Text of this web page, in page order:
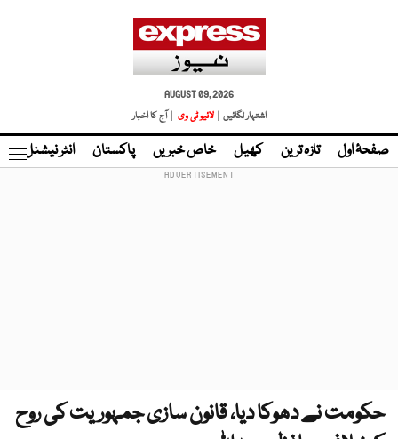
AUGUST 09, 2026
اشتہار لگائیں |
لائیو ٹی وی | آج کا اخبار
صفحۂ اول تازہ ترین کھیل خاص خبریں پاکستان انٹر نیشنل
حکومت نے دھوکا دیا، قانون سازی جمہوریت کی روح